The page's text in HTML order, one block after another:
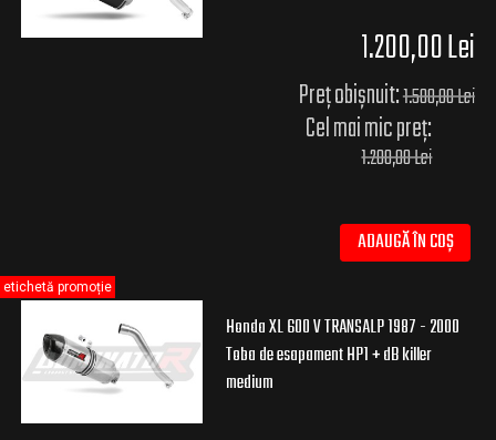
1.200,00 Lei
Preț obișnuit:1.500,00 Lei
Cel mai mic preț:
1.200,00 Lei
ADAUGĂ ÎN COȘ
Honda XL 600 V TRANSALP 1987 - 2000
Toba de esapament HP1 + dB killer
medium
etichetă promoție